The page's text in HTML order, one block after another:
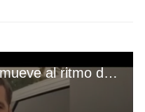
Dani Alves también se mueve al ritmo de 'Despacito'